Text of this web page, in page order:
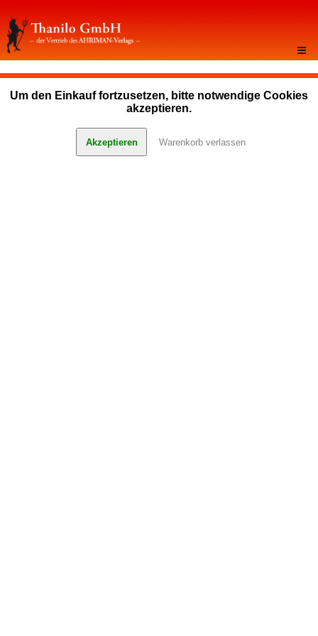
≡
Um den Einkauf fortzusetzen, bitte notwendige Cookies
akzeptieren.
Akzeptieren Warenkorb verlassen